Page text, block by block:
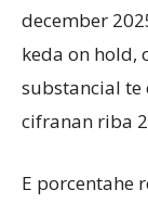
december
keda on hold,
substancial
cifranan riba
E porcentahe